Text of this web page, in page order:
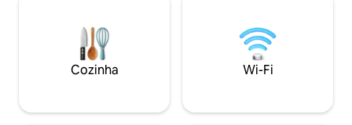
Cozinha Wi-Fi